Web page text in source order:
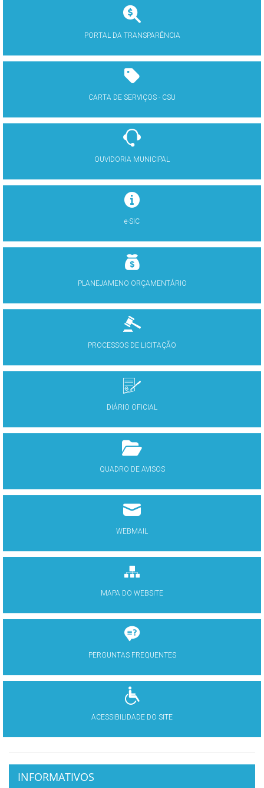
PORTAL DA TRANSPARÊNCIA
CARTA DE SERVIÇOS - CSU
OUVIDORIA MUNICIPAL
e-SIC
PLANEJAMENO ORÇAMENTÁRIO
PROCESSOS DE LICITAÇÃO
DIÁRIO OFICIAL
QUADRO DE AVISOS
WEBMAIL
MAPA DO WEBSITE
PERGUNTAS FREQUENTES
ACESSIBILIDADE DO SITE
INFORMATIVOS